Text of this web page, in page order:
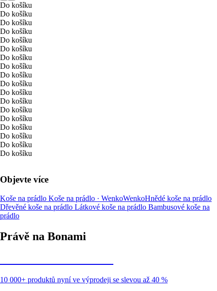
Do košíku
Do košíku
Do košíku
Do košíku
Do košíku
Do košíku
Do košíku
Do košíku
Do košíku
Do košíku
Do košíku
Do košíku
Do košíku
Do košíku
Do košíku
Do košíku
Do košíku
Do košíku
Objevte více
Koše na prádlo Koše na prádlo · WenkoWenkoHnědé koše na prádlo
Dřevěné koše na prádlo Látkové koše na prádlo Bambusové koše na
prádlo
Právě na Bonami
10 000+ produktů nyní ve výprodeji se slevou až 40 %